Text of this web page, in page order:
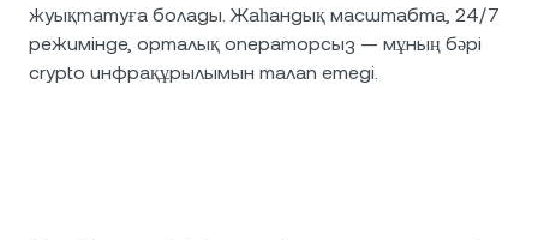
жуықтатуға болады. Жаһандық масштабта, 24/7
режимінде, орталық операторсыз — мұның бәрі
crypto инфрақұрылымын талап етеді.